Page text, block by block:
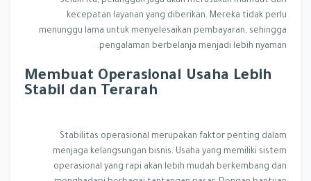
kecepatan layanan yang diberikan. Mereka tidak perlu
menunggu lama untuk menyelesaikan pembayaran, sehingga
pengalaman berbelanja menjadi lebih nyaman.
Membuat Operasional Usaha Lebih
Stabil dan Terarah
Stabilitas operasional merupakan faktor penting dalam
menjaga kelangsungan bisnis. Usaha yang memiliki sistem
operasional yang rapi akan lebih mudah berkembang dan